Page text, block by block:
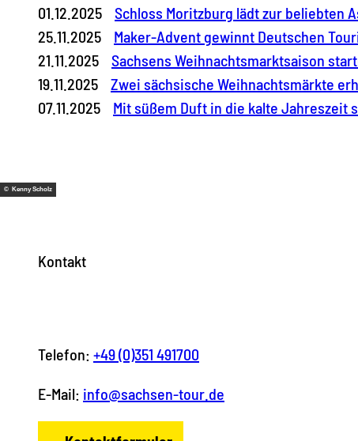
01.12.2025
Schloss Moritzburg lädt zur beliebten
25.11.2025
Maker-Advent gewinnt Deutschen
21.11.2025
Sachsens Weihnachtsmarktsaison
19.11.2025
Zwei sächsische Weihnachtsmärkte
07.11.2025
Mit süßem Duft in die kalte
© Kenny Scholz
Kontakt
Telefon: +49 (0)351 491700
E-Mail: info@sachsen-tour.de